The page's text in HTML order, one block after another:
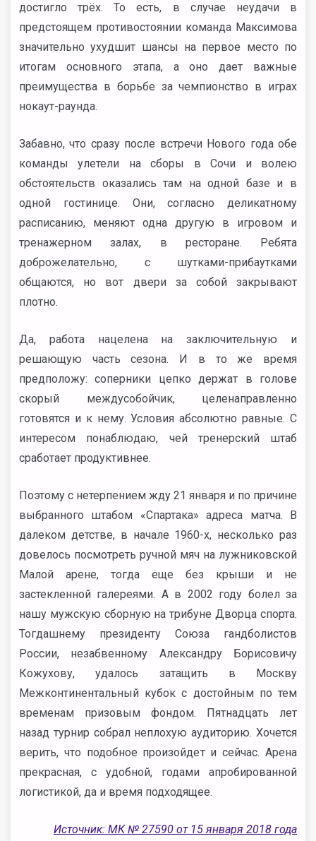
достигло трёх. То есть, в случае неудачи в
предстоящем противостоянии команда Максимова
значительно ухудшит шансы на первое место по
итогам основного этапа, а оно дает важные
преимущества в борьбе за чемпионство в играх
нокаут-раунда.
Забавно, что сразу после встречи Нового года обе
команды улетели на сборы в Сочи и волею
обстоятельств оказались там на одной базе и в
одной гостинице. Они, согласно деликатному
расписанию, меняют одна другую в игровом и
тренажерном залах, в ресторане. Ребята
доброжелательно, с шутками-прибаутками
общаются, но вот двери за собой закрывают
плотно.
Да, работа нацелена на заключительную и
решающую часть сезона. И в то же время
предположу: соперники цепко держат в голове
скорый междусобойчик, целенаправленно
готовятся и к нему. Условия абсолютно равные. С
интересом понаблюдаю, чей тренерский штаб
сработает продуктивнее.
Поэтому с нетерпением жду 21 января и по причине
выбранного штабом «Спартака» адреса матча. В
далеком детстве, в начале 1960-х, несколько раз
довелось посмотреть ручной мяч на лужниковской
Малой арене, тогда еще без крыши и не
застекленной галереями. А в 2002 году болел за
нашу мужскую сборную на трибуне Дворца спорта.
Тогдашнему президенту Союза гандболистов
России, незабвенному Александру Борисовичу
Кожухову, удалось затащить в Москву
Межконтинентальный кубок с достойным по тем
временам призовым фондом. Пятнадцать лет
назад турнир собрал неплохую аудиторию. Хочется
верить, что подобное произойдет и сейчас. Арена
прекрасная, с удобной, годами апробированной
логистикой, да и время подходящее.
Источник: МК № 27590 от 15 января 2018 года